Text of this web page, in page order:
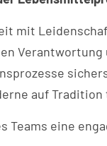
mit
auf
Teams eine